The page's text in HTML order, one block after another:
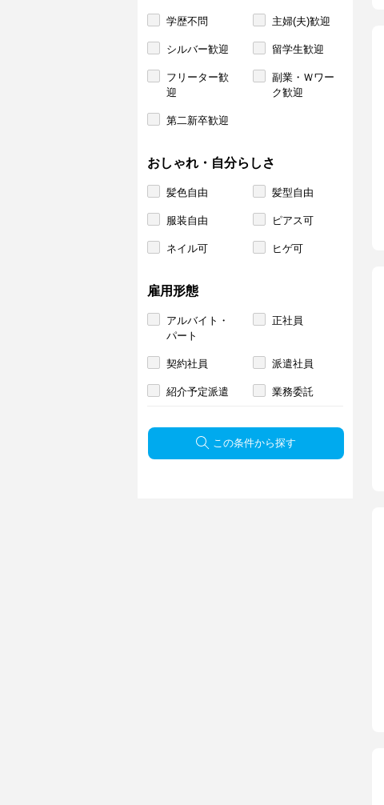
学歴不問 主婦(夫)歓迎
シルバー歓迎 留学生歓迎
フリーター歓
迎
副業・Ｗワー
ク歓迎
第二新卒歓迎
おしゃれ・自分らしさ
髪色自由 髪型自由
服装自由 ピアス可
ネイル可 ヒゲ可
雇用形態
アルバイト・
パート
正社員
契約社員 派遣社員
紹介予定派遣 業務委託
この条件から探す